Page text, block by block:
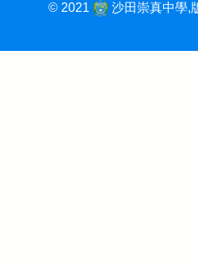
© 2021 沙田崇真中學,